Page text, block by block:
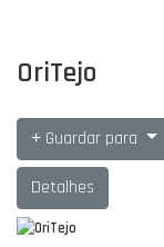
OriTejo
Guardar para
Detalhes